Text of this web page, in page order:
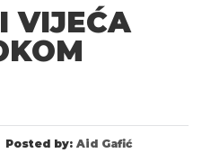
VIJEĆA
Posted by: Aid Gafić